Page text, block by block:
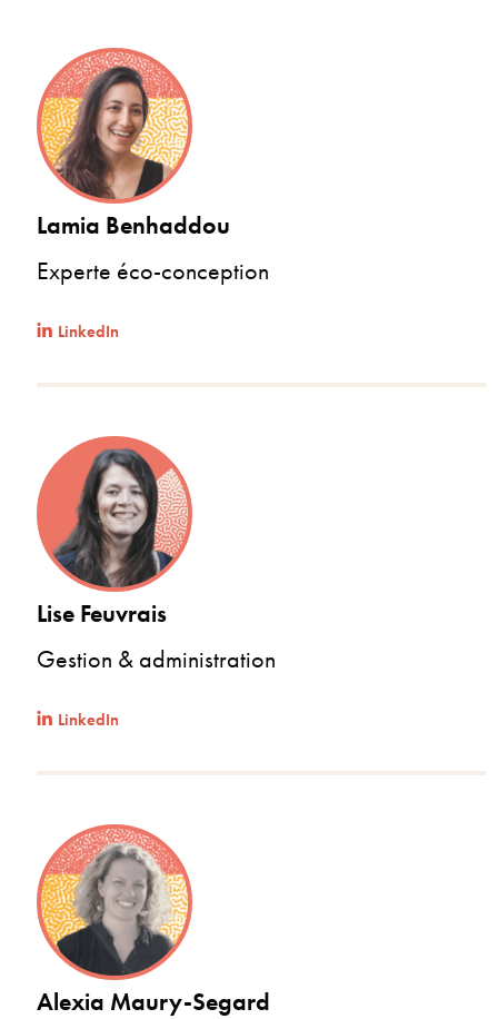
Lamia Benhaddou
Experte éco-conception
LinkedIn
Lise Feuvrais
Gestion & administration
LinkedIn
Alexia Maury-Segard